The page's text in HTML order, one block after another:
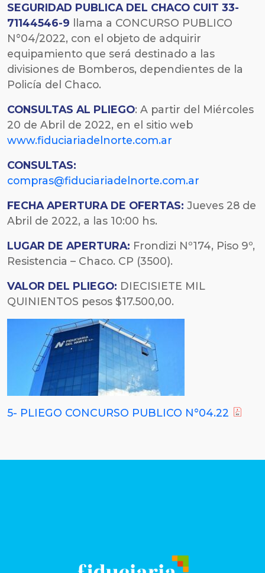
SEGURIDAD PUBLICA DEL CHACO CUIT 33-
71144546-9 llama a CONCURSO PUBLICO
N°04/2022, con el objeto de adquirir
equipamiento que será destinado a las
divisiones de Bomberos, dependientes de la
Policía del Chaco.
CONSULTAS AL PLIEGO: A partir del Miércoles
20 de Abril de 2022, en el sitio web
www.fiduciariadelnorte.com.ar
CONSULTAS:
compras@fiduciariadelnorte.com.ar
FECHA APERTURA DE OFERTAS: Jueves 28 de
Abril de 2022, a las 10:00 hs.
LUGAR DE APERTURA: Frondizi Nº174, Piso 9º,
Resistencia – Chaco. CP (3500).
VALOR DEL PLIEGO: DIECISIETE MIL
QUINIENTOS pesos $17.500,00.
5- PLIEGO CONCURSO PUBLICO N°04.22